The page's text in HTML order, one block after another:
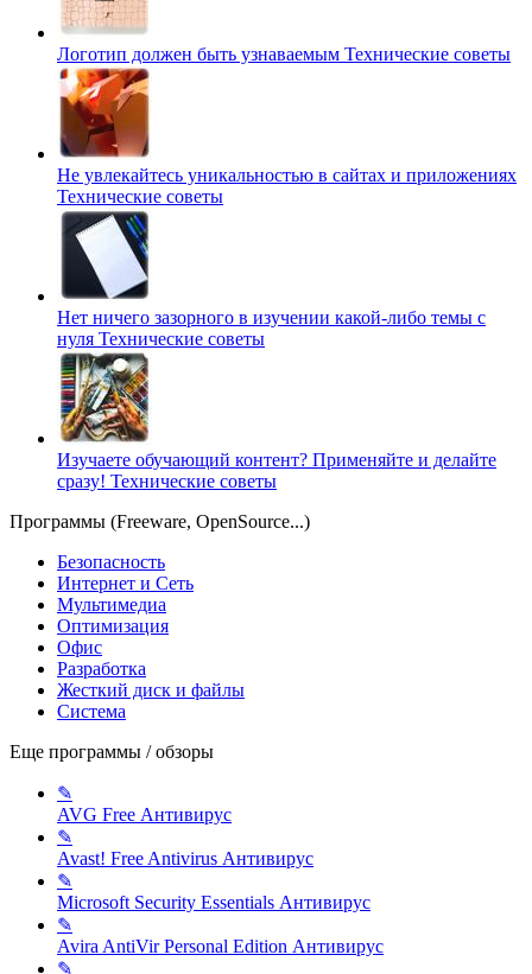
Логотип должен быть узнаваемым Технические советы
Не увлекайтесь уникальностью в сайтах и приложениях
Технические советы
Нет ничего зазорного в изучении какой-либо темы с
нуля Технические советы
Изучаете обучающий контент? Применяйте и делайте
сразу! Технические советы
Программы (Freeware, OpenSource...)
Безопасность
Интернет и Сеть
Мультимедиа
Оптимизация
Офис
Разработка
Жесткий диск и файлы
Система
Еще программы / обзоры
✎
AVG Free Антивирус
✎
Avast! Free Antivirus Антивирус
✎
Microsoft Security Essentials Антивирус
✎
Avira AntiVir Personal Edition Антивирус
✎